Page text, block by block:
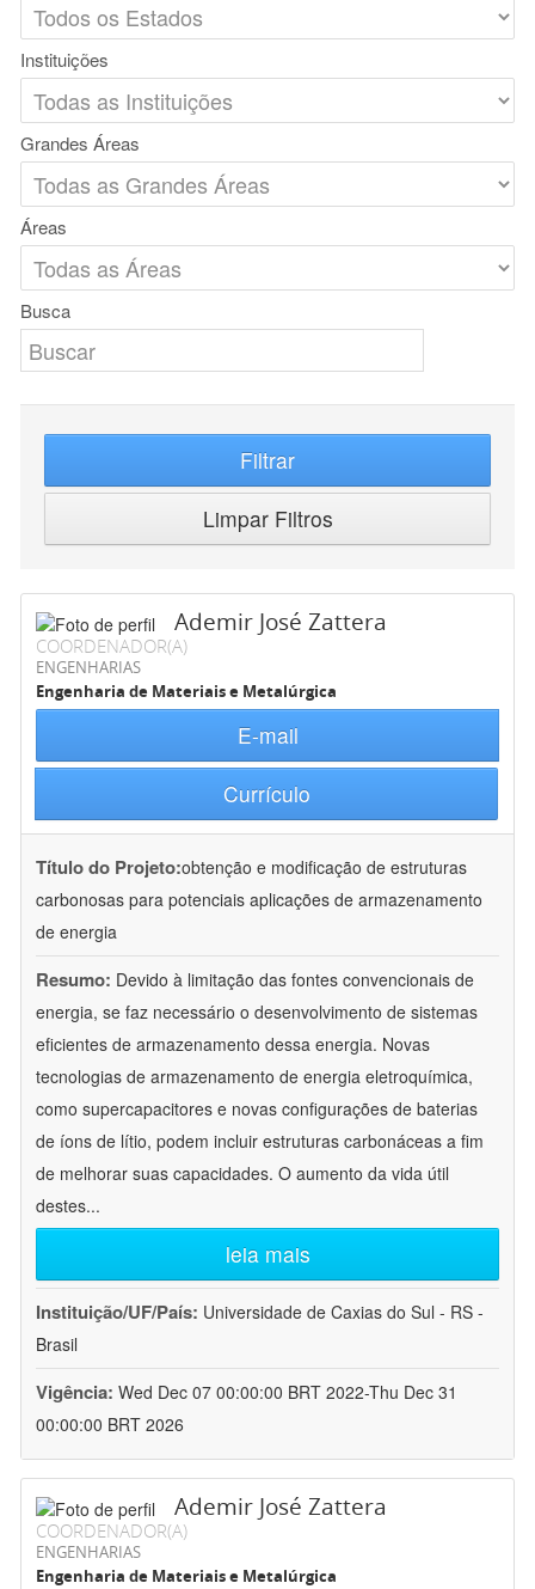
Instituições
Grandes Áreas
Áreas
Busca
Filtrar
Limpar Filtros
Ademir José Zattera
COORDENADOR(A)
ENGENHARIAS
Engenharia de Materiais e Metalúrgica
E-mail
Currículo
Título do Projeto:obtenção e modificação de estruturas
carbonosas para potenciais aplicações de armazenamento
de energia
Resumo: Devido à limitação das fontes convencionais de
energia, se faz necessário o desenvolvimento de sistemas
eficientes de armazenamento dessa energia. Novas
tecnologias de armazenamento de energia eletroquímica,
como supercapacitores e novas configurações de baterias
de íons de lítio, podem incluir estruturas carbonáceas a fim
de melhorar suas capacidades. O aumento da vida útil
destes...
leia mais
Instituição/UF/País: Universidade de Caxias do Sul - RS -
Brasil
Vigência: Wed Dec 07 00:00:00 BRT 2022-Thu Dec 31
00:00:00 BRT 2026
Ademir José Zattera
COORDENADOR(A)
ENGENHARIAS
Engenharia de Materiais e Metalúrgica